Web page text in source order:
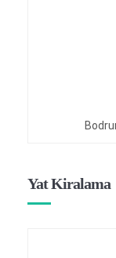
Yat Kiralama